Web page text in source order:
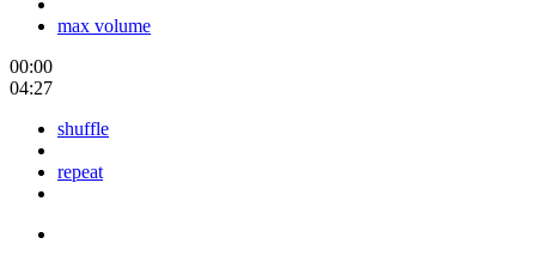
max volume
00:00
04:27
shuffle
repeat